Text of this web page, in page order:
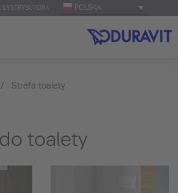
DYSTRYBUTORA POLSKA
Strefa toalety
toalety